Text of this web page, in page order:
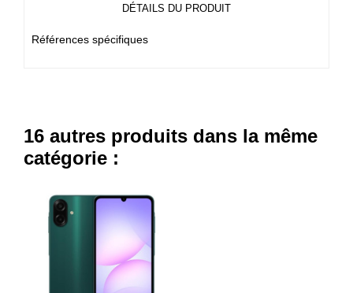
DÉTAILS DU PRODUIT
Références spécifiques
16 autres produits dans la même
catégorie :